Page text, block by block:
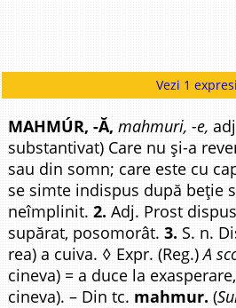
Vezi 1
MAHMÚR, -Ă, mahmuri, -e,
substantivat) Care nu și-a
sau din somn; care este cu
se simte indispus după beție
neîmplinit.2. Adj. Prost
supărat, posomorât.3. S. n.
rea) a cuiva. ◊ Expr. (Reg.)A
cineva) = a duce la
cineva). – Din tc. mahmur. (